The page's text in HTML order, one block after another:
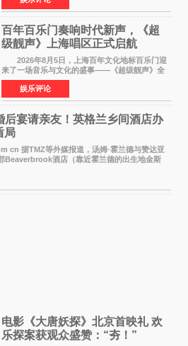
此后，账号持续沿
百年百乐门奏响时代新声，《超
级靓声》上海唱区正式启航
2026年8月5日，上海百年文化地标百乐门迎
来了一场音乐与文化的盛事——《超级靓声》全
国励志音乐公益节目上海唱区新闻发布会暨启动
仪式在此隆重举行。各界领导、嘉宾与媒体朋友
齐聚一堂，共同
娱乐评论
后宴请亲友！英格兰乡间酒店办
局
据TMZ等外媒报道，汤姆·霍兰德与赞达亚
Beaverbrook酒店（靠近霍兰德的出生地金斯
喝喜酒，庆祝
电影《大唐妖探》北京首映礼 欢
乐探案获观众盛赞：“夯！”